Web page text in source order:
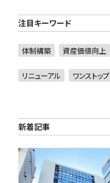
注目キーワード
体制構築 資産価値向上
リニューアル ワンストップ
新着記事